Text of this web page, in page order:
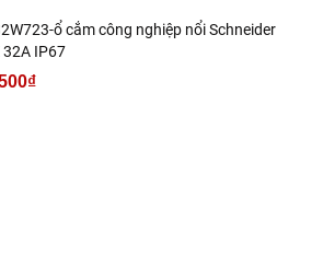
ổ cắm công nghiệp nổi Schneider
32A IP67